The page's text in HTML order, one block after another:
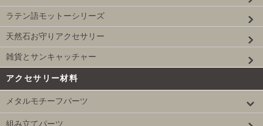
ラテン語モットーシリーズ
天然石お守りアクセサリー
雑貨とサンキャッチャー
アクセサリー材料
メタルモチーフパーツ
組み立てパーツ